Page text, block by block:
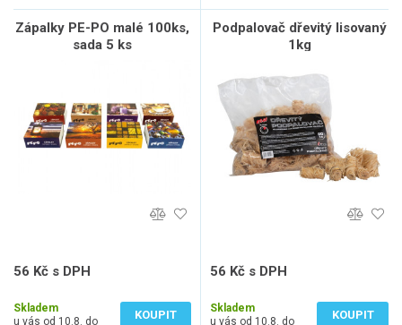
Zápalky PE-PO malé 100ks,
sada 5 ks
56 Kč s DPH
Skladem
u vás od 10.8. do
KOUPIT
Podpalovač dřevitý lisovaný
1kg
56 Kč s DPH
Skladem
u vás od 10.8. do
KOUPIT